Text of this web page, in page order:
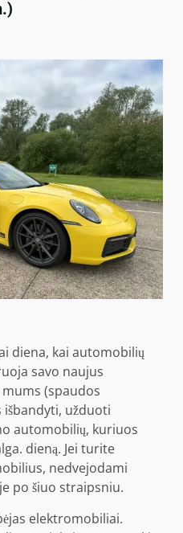
diena, kai automobilių
savo naujus
(spaudos
užduoti
automobilių, kuriuos
dieną. Jei turite
nedvejodami
po šiuo straipsniu.
elektromobiliai.